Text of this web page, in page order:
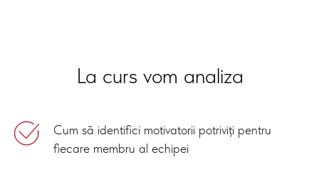
La curs vom analiza
Cum să identifici motivatorii potriviți pentru
fiecare membru al echipei